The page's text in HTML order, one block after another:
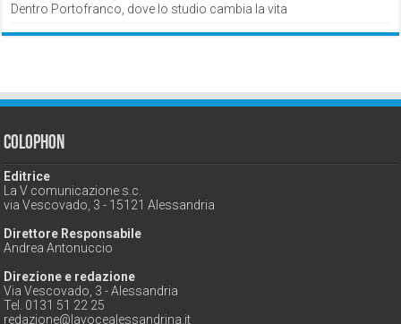
Dentro Portofranco, dove lo studio cambia la vita
Colophon
Editrice
La V comunicazione s.c.
via Vescovado, 3 - 15121 Alessandria
Direttore Responsabile
Andrea Antonuccio
Direzione e redazione
Via Vescovado, 3 - Alessandria
Tel. 0131 51 22 25
redazione@lavocealessandrina.it